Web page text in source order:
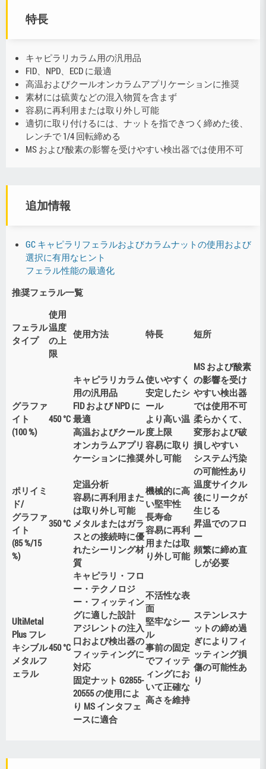
特長
キャピラリカラム用の汎用品
FID、NPD、ECD に最適
高温およびクールオンカラムアプリケーションに推奨
素材には硫黄などの混入物質を含まず
容易に再利用または取り外し可能
適切に取り付けるには、ナットを指できつく締めた後、
レンチで 1/4 回転締める
MS および酸素の影響を受けやすい検出器では使用不可
追加情報
GC キャピラリフェラルおよびカラムナットの使用および
選択に有用なヒント
フェラル性能の最適化
推奨フェラル一覧
フェラル
タイプ
使用
温度
の上
限
使用方法 特長 短所
グラファ
イト
(100 %)
450 °C
キャピラリカラム
用の汎用品
FID および NPD に
最適
高温およびクール
オンカラムアプリ
ケーションに推奨
使いやすく
安定したシ
ール
より高い温
度上限
容易に取り
外し可能
MS および酸素
の影響を受け
やすい検出器
では使用不可
柔らかくて、
変形および破
損しやすい
システム汚染
の可能性あり
ポリイミ
ド/
グラファ
イト
(85 %/15
%)
350 °C
定温分析
容易に再利用また
は取り外し可能
メタルまたはガラ
スとの接続時に優
れたシーリング材
質
機械的に高
い堅牢性
長寿命
容易に再利
用または取
り外し可能
温度サイクル
後にリークが
生じる
昇温でのフロ
ー
頻繁に締め直
しが必要
UltiMetal
Plus フレ
キシブル
メタルフ
ェラル
450 °C
キャピラリ・フロ
ー・テクノロジ
ー・フィッティン
グに適した設計
アジレントの注入
口および検出器の
フィッティングに
対応
固定ナット G2855-
20555 の使用によ
り MS インタフェ
ースに適合
不活性な表
面
堅牢なシー
ル
事前の固定
でフィッテ
ィングにお
いて正確な
高さを維持
ステンレスナ
ットの締め過
ぎによりフィ
ッティング損
傷の可能性あ
り